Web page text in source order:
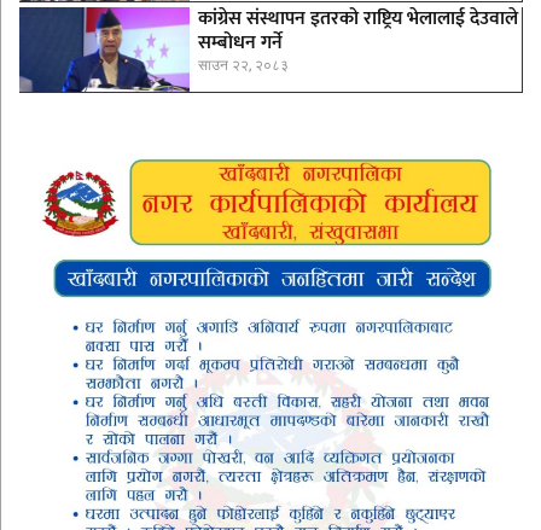
कांग्रेस संस्थापन इतरको राष्ट्रिय भेलालाई देउवाले
सम्बोधन गर्ने
साउन २२, २०८३